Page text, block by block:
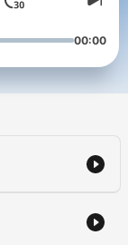
00:00